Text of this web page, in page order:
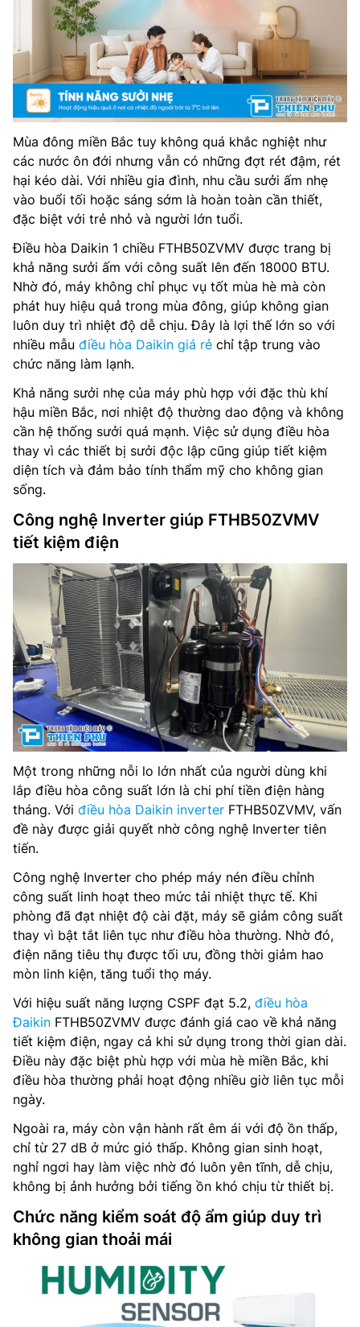
Mùa đông miền Bắc tuy không quá khắc nghiệt như
các nước ôn đới nhưng vẫn có những đợt rét đậm, rét
hại kéo dài. Với nhiều gia đình, nhu cầu sưởi ấm nhẹ
vào buổi tối hoặc sáng sớm là hoàn toàn cần thiết,
đặc biệt với trẻ nhỏ và người lớn tuổi.
Điều hòa Daikin 1 chiều FTHB50ZVMV được trang bị
khả năng sưởi ấm với công suất lên đến 18000 BTU.
Nhờ đó, máy không chỉ phục vụ tốt mùa hè mà còn
phát huy hiệu quả trong mùa đông, giúp không gian
luôn duy trì nhiệt độ dễ chịu. Đây là lợi thế lớn so với
nhiều mẫu điều hòa Daikin giá rẻ chỉ tập trung vào
chức năng làm lạnh.
Khả năng sưởi nhẹ của máy phù hợp với đặc thù khí
hậu miền Bắc, nơi nhiệt độ thường dao động và không
cần hệ thống sưởi quá mạnh. Việc sử dụng điều hòa
thay vì các thiết bị sưởi độc lập cũng giúp tiết kiệm
diện tích và đảm bảo tính thẩm mỹ cho không gian
sống.
Công nghệ Inverter giúp FTHB50ZVMV
tiết kiệm điện
Một trong những nỗi lo lớn nhất của người dùng khi
lắp điều hòa công suất lớn là chi phí tiền điện hàng
tháng. Với điều hòa Daikin inverter FTHB50ZVMV, vấn
đề này được giải quyết nhờ công nghệ Inverter tiên
tiến.
Công nghệ Inverter cho phép máy nén điều chỉnh
công suất linh hoạt theo mức tải nhiệt thực tế. Khi
phòng đã đạt nhiệt độ cài đặt, máy sẽ giảm công suất
thay vì bật tắt liên tục như điều hòa thường. Nhờ đó,
điện năng tiêu thụ được tối ưu, đồng thời giảm hao
mòn linh kiện, tăng tuổi thọ máy.
Với hiệu suất năng lượng CSPF đạt 5.2, điều hòa
Đaikin FTHB50ZVMV được đánh giá cao về khả năng
tiết kiệm điện, ngay cả khi sử dụng trong thời gian dài.
Điều này đặc biệt phù hợp với mùa hè miền Bắc, khi
điều hòa thường phải hoạt động nhiều giờ liên tục mỗi
ngày.
Ngoài ra, máy còn vận hành rất êm ái với độ ồn thấp,
chỉ từ 27 dB ở mức gió thấp. Không gian sinh hoạt,
nghỉ ngơi hay làm việc nhờ đó luôn yên tĩnh, dễ chịu,
không bị ảnh hưởng bởi tiếng ồn khó chịu từ thiết bị.
Chức năng kiểm soát độ ẩm giúp duy trì
không gian thoải mái